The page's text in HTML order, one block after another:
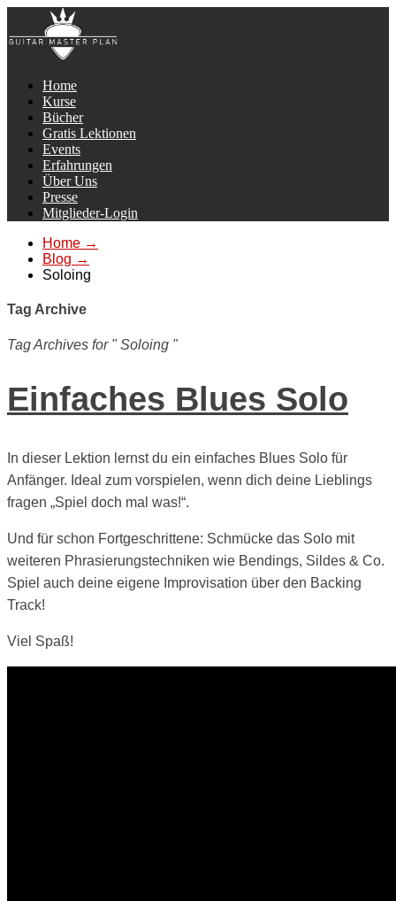
Home
Kurse
Bücher
Gratis Lektionen
Events
Erfahrungen
Über Uns
Presse
Mitglieder-Login
Home →
Blog →
Soloing
Tag Archive
Tag Archives for " Soloing "
Einfaches Blues Solo
In dieser Lektion lernst du ein einfaches Blues Solo für
Anfänger. Ideal zum vorspielen, wenn dich deine Lieblings
fragen „Spiel doch mal was!“.
Und für schon Fortgeschrittene: Schmücke das Solo mit
weiteren Phrasierungstechniken wie Bendings, Sildes & Co.
Spiel auch deine eigene Improvisation über den Backing
Track!
Viel Spaß!